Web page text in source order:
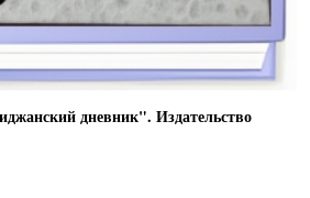
дневник". Издательство